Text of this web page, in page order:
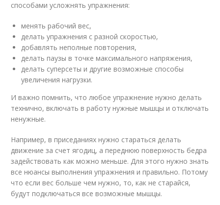
способами усложнять упражнения:
менять рабочий вес,
делать упражнения с разной скоростью,
добавлять неполные повторения,
делать паузы в точке максимального напряжения,
делать суперсеты и другие возможные способы
увеличения нагрузки.
И важно помнить, что любое упражнение нужно делать
технично, включать в работу нужные мышцы и отключать
ненужные.
Например, в приседаниях нужно стараться делать
движение за счет ягодиц, а переднюю поверхность бедра
задействовать как можно меньше. Для этого нужно знать
все нюансы выполнения упражнения и правильно. Потому
что если вес больше чем нужно, то, как не старайся,
будут подключаться все возможные мышцы.